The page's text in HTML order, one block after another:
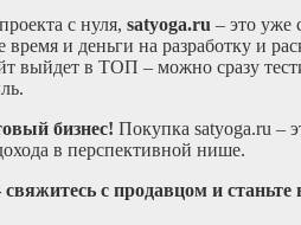
с нуля, satyoga.ru – это уже
и деньги на разработку и
выйдет в ТОП – можно сразу
бизнес! Покупка satyoga.ru –
в перспективной нише.
с продавцом и